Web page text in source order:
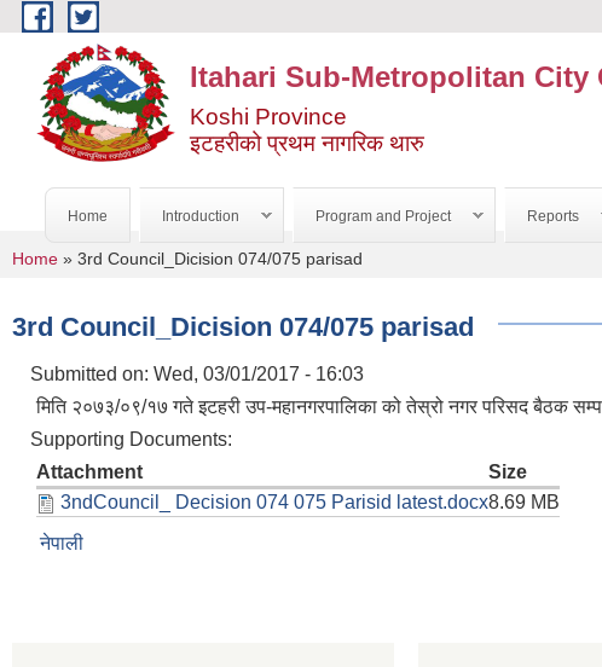
Skip to main content
Itahari Sub-Metropolitan City
Koshi Province
इटहरीको प्रथम नागरिक थारु
Home Introduction Program and Project Reports
You are here
Home » 3rd Council_Dicision 074/075 parisad
3rd Council_Dicision 074/075 parisad
Submitted on: Wed, 03/01/2017 - 16:03
मिति २०७३/०९/१७ गते इटहरी उप-महानगरपालिका को तेस्रो नगर परिसद बैठक
Supporting Documents:
Attachment
Size
3ndCouncil_ Decision 074 075 Parisid latest.docx8.69 MB
नेपाली